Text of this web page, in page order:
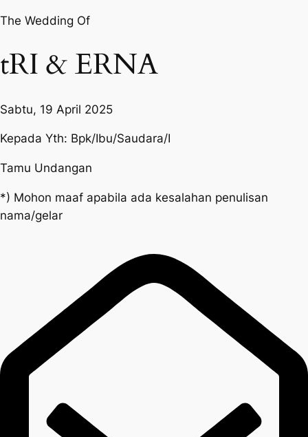
The Wedding Of
tRI & ERNA
Sabtu, 19 April 2025
Kepada Yth: Bpk/Ibu/Saudara/I
Tamu Undangan
*) Mohon maaf apabila ada kesalahan penulisan
nama/gelar